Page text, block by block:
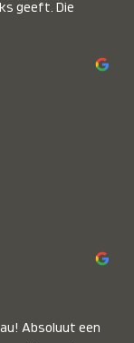
geeft. Die
Absoluut een